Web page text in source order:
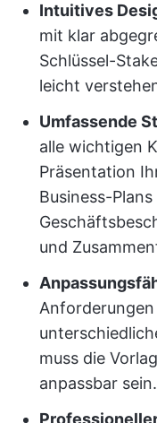
Intuitives
mit klar
Schlüssel-
leicht
Umfassende
alle wichtigen
Präsentation
Business-
und
muss die
anpassbar sein.